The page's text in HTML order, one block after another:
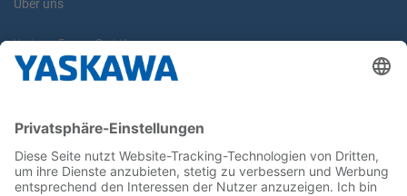
Über uns
Yaskawa Europe GmbH
Karriere
Newsletter